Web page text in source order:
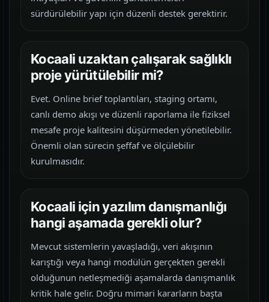
sürdürülebilir yapı için düzenli destek gerektirir.
Kocaali uzaktan çalışarak sağlıklı
proje yürütülebilir mi?
Evet. Online brief toplantıları, staging ortamı,
canlı demo akışı ve düzenli raporlama ile fiziksel
mesafe proje kalitesini düşürmeden yönetilebilir.
Önemli olan sürecin şeffaf ve ölçülebilir
kurulmasıdır.
Kocaali için yazılım danışmanlığı
hangi aşamada gerekli olur?
Mevcut sistemlerin yavaşladığı, veri akışının
karıştığı veya hangi modülün gerçekten gerekli
olduğunun netleşmediği aşamalarda danışmanlık
kritik hale gelir. Doğru mimari kararların başta